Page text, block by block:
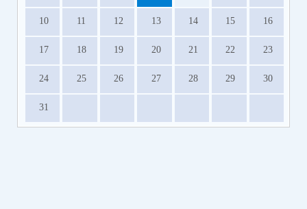
10 11 12 13 14 15 16
17 18 19 20 21 22 23
24 25 26 27 28 29 30
31